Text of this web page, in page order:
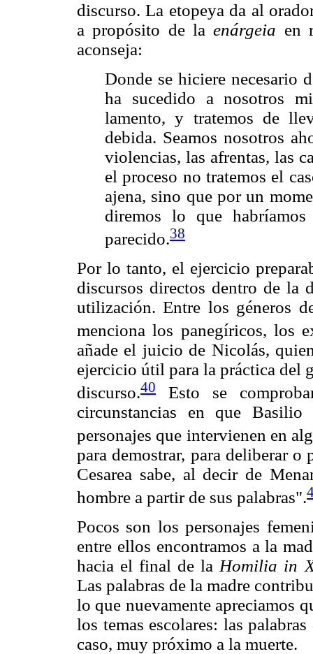
discurso. La etopeya da al
a propósito de laenárgeia en
aconseja:
Donde se hiciere necesario
ha sucedido a nosotros
lamento, y tratemos de
debida. Seamos nosotros
violencias, las afrentas, las
el proceso no tratemos el
ajena, sino que por un
diremos lo que
parecido.38
Por lo tanto, el ejercicio
discursos directos dentro de la
utilización. Entre los géneros
menciona los panegíricos, los
añade el juicio de Nicolás,
ejercicio útil para la práctica del
discurso.40
Esto se
circunstancias en que
personajes que intervienen en
para demostrar, para deliberar o
Cesarea sabe, al decir de
hombre a partir de sus palabras".
Pocos son los personajes
entre ellos encontramos a la
hacia el final de la Homilia in
Las palabras de la madre
lo que nuevamente apreciamos
los temas escolares: las
caso, muy próximo a la muerte.